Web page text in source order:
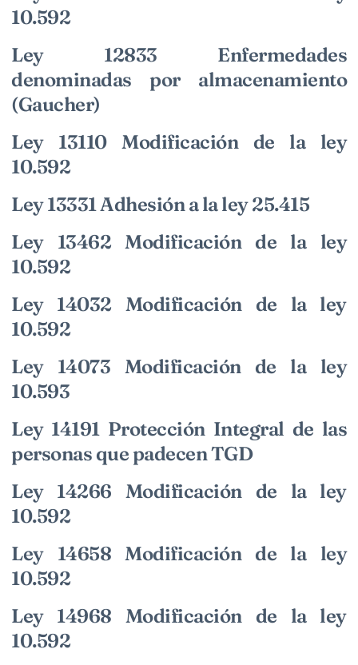
10.592
Ley 12833 Enfermedades
denominadas por almacenamiento
(Gaucher)
Ley 13110 Modificación de la ley
10.592
Ley 13331 Adhesión a la ley 25.415
Ley 13462 Modificación de la ley
10.592
Ley 14032 Modificación de la ley
10.592
Ley 14073 Modificación de la ley
10.593
Ley 14191 Protección Integral de las
personas que padecen TGD
Ley 14266 Modificación de la ley
10.592
Ley 14658 Modificación de la ley
10.592
Ley 14968 Modificación de la ley
10.592